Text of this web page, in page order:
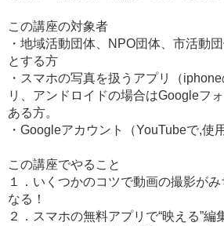
この講座の対象者
・地域活動団体、NPO団体、市活動
とする方
・スマホの写真を扱うアプリ（
リ、アンドロイドの場合はGoogleフ
ある方。
・Googleアカウント（YouTubeで,使
この講座でやること
１．いくつかのコツで動画の撮影がみ
なる！
２．スマホの無料アプリで“映える”編